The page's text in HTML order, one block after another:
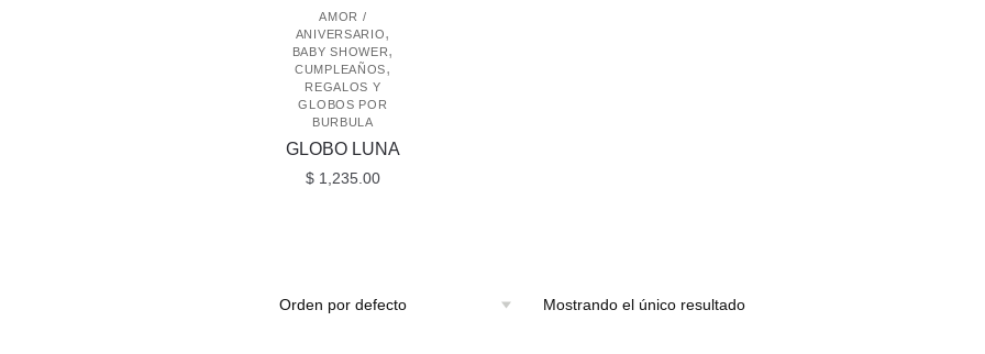
AMOR /
ANIVERSARIO,
BABY SHOWER,
CUMPLEAÑOS,
REGALOS Y
GLOBOS POR
BURBULA
GLOBO LUNA
$1,235.00
Mostrando el único resultado